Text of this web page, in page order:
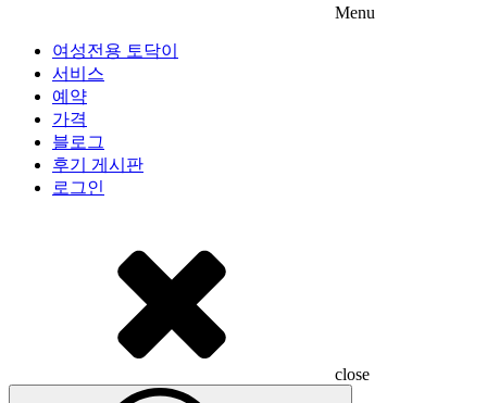
Menu
여성전용 토닥이
서비스
예약
가격
블로그
후기 게시판
로그인
close